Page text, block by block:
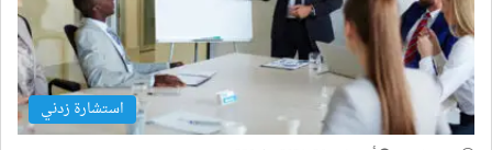
استشارة زدني